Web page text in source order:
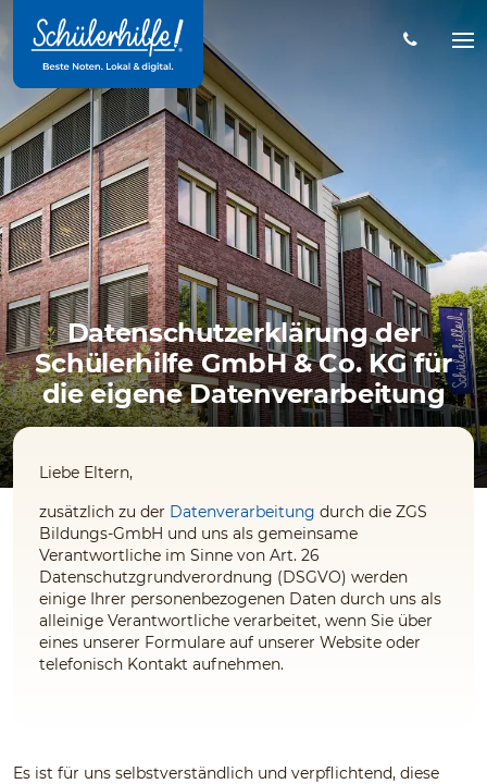
Hauptinhalt
Datenschutzerklärung der
Schülerhilfe GmbH & Co. KG für
die eigene Datenverarbeitung
Liebe Eltern,
zusätzlich zu der Datenverarbeitung durch die ZGS
Bildungs-GmbH und uns als gemeinsame
Verantwortliche im Sinne von Art. 26
Datenschutzgrundverordnung (DSGVO) werden
einige Ihrer personenbezogenen Daten durch uns als
alleinige Verantwortliche verarbeitet, wenn Sie über
eines unserer Formulare auf unserer Website oder
telefonisch Kontakt aufnehmen.
Es ist für uns selbstverständlich und verpflichtend, diese